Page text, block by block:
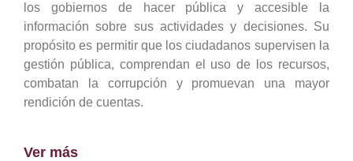
los gobiernos de hacer pública y accesible la
información sobre sus actividades y decisiones. Su
propósito es permitir que los ciudadanos supervisen la
gestión pública, comprendan el uso de los recursos,
combatan la corrupción y promuevan una mayor
rendición de cuentas.
Ver más